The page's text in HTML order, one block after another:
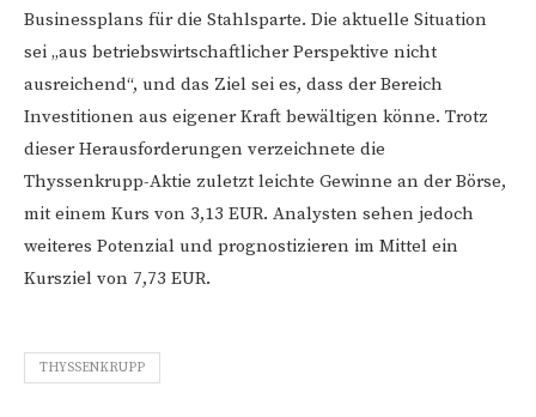
Businessplans für die Stahlsparte. Die aktuelle Situation
sei „aus betriebswirtschaftlicher Perspektive nicht
ausreichend“, und das Ziel sei es, dass der Bereich
Investitionen aus eigener Kraft bewältigen könne. Trotz
dieser Herausforderungen verzeichnete die
Thyssenkrupp-Aktie zuletzt leichte Gewinne an der Börse,
mit einem Kurs von 3,13 EUR. Analysten sehen jedoch
weiteres Potenzial und prognostizieren im Mittel ein
Kursziel von 7,73 EUR.
THYSSENKRUPP